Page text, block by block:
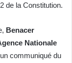
de la Constitution.
Benacer
Nationale
communiqué du